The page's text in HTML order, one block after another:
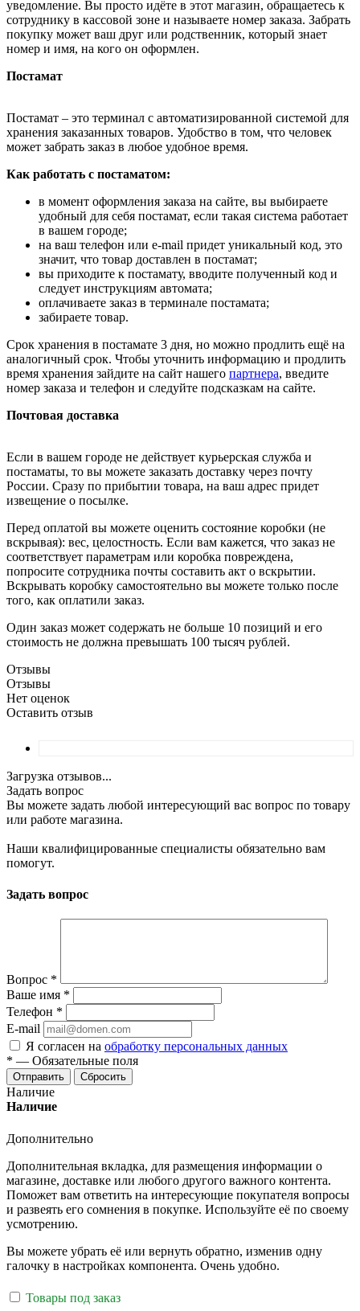
уведомление. Вы просто идёте в этот магазин, обращаетесь к
сотруднику в кассовой зоне и называете номер заказа. Забрать
покупку может ваш друг или родственник, который знает
номер и имя, на кого он оформлен.
Постамат
Постамат – это терминал с автоматизированной системой для
хранения заказанных товаров. Удобство в том, что человек
может забрать заказ в любое удобное время.
Как работать с постаматом:
в момент оформления заказа на сайте, вы выбираете
удобный для себя постамат, если такая система работает
в вашем городе;
на ваш телефон или e-mail придет уникальный код, это
значит, что товар доставлен в постамат;
вы приходите к постамату, вводите полученный код и
следует инструкциям автомата;
оплачиваете заказ в терминале постамата;
забираете товар.
Срок хранения в постамате 3 дня, но можно продлить ещё на
аналогичный срок. Чтобы уточнить информацию и продлить
время хранения зайдите на сайт нашего партнера, введите
номер заказа и телефон и следуйте подсказкам на сайте.
Почтовая доставка
Если в вашем городе не действует курьерская служба и
постаматы, то вы можете заказать доставку через почту
России. Сразу по прибытии товара, на ваш адрес придет
извещение о посылке.
Перед оплатой вы можете оценить состояние коробки (не
вскрывая): вес, целостность. Если вам кажется, что заказ не
соответствует параметрам или коробка повреждена,
попросите сотрудника почты составить акт о вскрытии.
Вскрывать коробку самостоятельно вы можете только после
того, как оплатили заказ.
Один заказ может содержать не больше 10 позиций и его
стоимость не должна превышать 100 тысяч рублей.
Отзывы
Отзывы
Нет оценок
Оставить отзыв
Загрузка отзывов...
Задать вопрос
Вы можете задать любой интересующий вас вопрос по товару
или работе магазина.
Наши квалифицированные специалисты обязательно вам
помогут.
Задать вопрос
Вопрос *
Ваше имя *
Телефон *
E-mail
Я согласен на обработку персональных данных
* — Обязательные поля
Отправить Сбросить
Наличие
Наличие
Дополнительно
Дополнительная вкладка, для размещения информации о
магазине, доставке или любого другого важного контента.
Поможет вам ответить на интересующие покупателя вопросы
и развеять его сомнения в покупке. Используйте её по своему
усмотрению.
Вы можете убрать её или вернуть обратно, изменив одну
галочку в настройках компонента. Очень удобно.
Товары под заказ